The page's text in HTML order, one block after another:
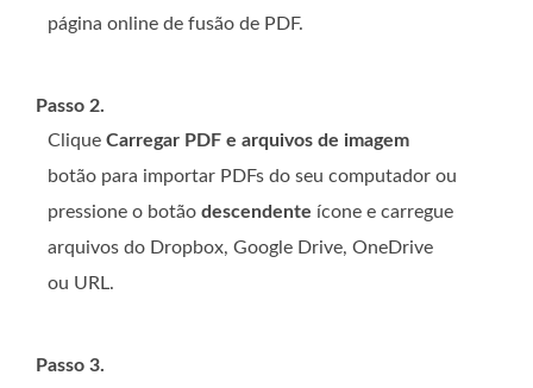
página online de fusão de PDF.
Passo 2.
Clique Carregar PDF e arquivos de imagem
botão para importar PDFs do seu computador ou
pressione o botão descendente ícone e carregue
arquivos do Dropbox, Google Drive, OneDrive
ou URL.
Passo 3.